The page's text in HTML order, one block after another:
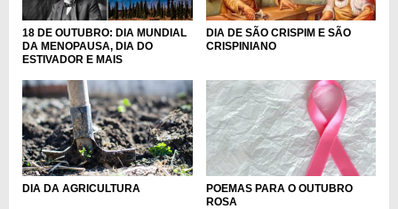
18 DE OUTUBRO: DIA MUNDIAL
DA MENOPAUSA, DIA DO
ESTIVADOR E MAIS
DIA DE SÃO CRISPIM E SÃO
CRISPINIANO
DIA DA AGRICULTURA
POEMAS PARA O OUTUBRO
ROSA